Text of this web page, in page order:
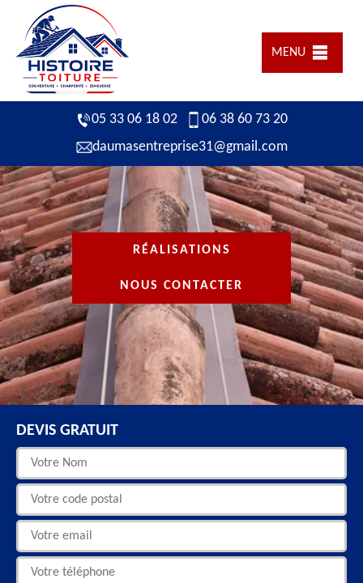
MENU
05 33 06 18 02
06 38 60 73 20
daumasentreprise31@gmail.com
RÉALISATIONS
NOUS CONTACTER
DEVIS GRATUIT